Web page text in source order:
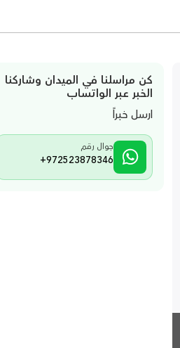
كن مراسلنا في الميدان وشاركنا
الخبر عبر الواتساب
ارسل خبراً
جوال رقم
+972523878346